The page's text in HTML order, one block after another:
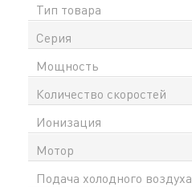
Тип товара
Серия
Мощность
Количество скоростей
Ионизация
Мотор
Подача холодного воздуха